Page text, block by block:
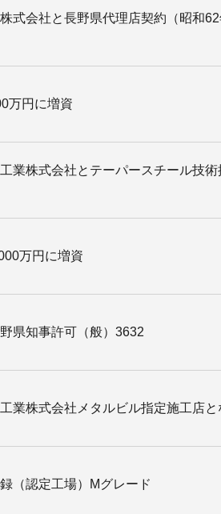
式会社と長野県代理店契約（昭和
万円に増資
業株式会社とテーパースチール技術
万円に増資
県知事許可（般）3632
業株式会社メタルビル指定施工店と
（認定工場）Mグレード